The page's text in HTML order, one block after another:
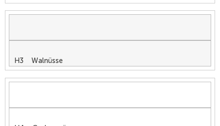
H3 Walnüsse